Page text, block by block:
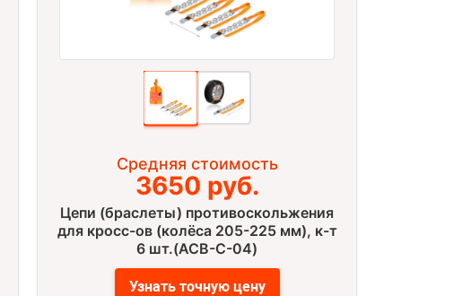
Средняя стоимость
3650 руб.
Цепи (браслеты) противоскольжения
для кросс-ов (колёса 205-225 мм), к-т
6 шт.(ACB-C-04)
Узнать точную цену